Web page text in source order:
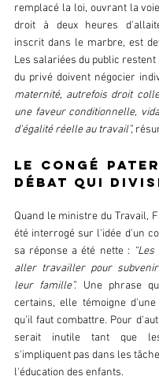
remplacé la loi, ouvrant la
droit à deux heures
inscrit dans le marbre, est
Les salariées du public
du privé doivent négocier
maternité, autrefois droit
une faveur conditionnelle,
d'égalité réelle au travail”,
Le congé
débat qui
Quand le ministre du Travail,
été interrogé sur l'idée d'un
sa réponse a été nette :
aller travailler pour
leur famille”. Une phrase
certains, elle témoigne
qu'il faut combattre. Pour
serait inutile tant que
s'impliquent pas dans les
l'éducation des enfants.